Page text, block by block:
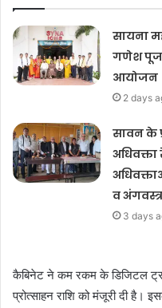
सायना
गणेश
आयोजन
2 days
सावन के
व
3 days
कैबिनेट ने कम रकम के डिजिटल
प्रोत्साहन राशि को मंजूरी दी है।